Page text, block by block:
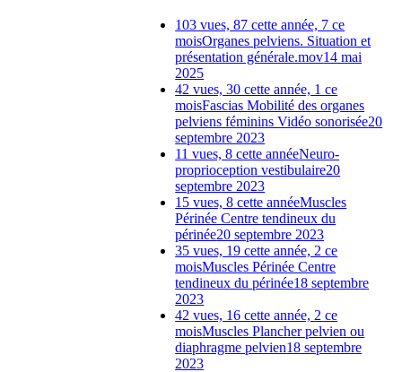
103 vues, 87 cette année, 7 ce
moisOrganes pelviens. Situation et
présentation générale.mov14 mai
2025
42 vues, 30 cette année, 1 ce
moisFascias Mobilité des organes
pelviens féminins Vidéo sonorisée20
septembre 2023
11 vues, 8 cette annéeNeuro-
proprioception vestibulaire20
septembre 2023
15 vues, 8 cette annéeMuscles
Périnée Centre tendineux du
périnée20 septembre 2023
35 vues, 19 cette année, 2 ce
moisMuscles Périnée Centre
tendineux du périnée18 septembre
2023
42 vues, 16 cette année, 2 ce
moisMuscles Plancher pelvien ou
diaphragme pelvien18 septembre
2023